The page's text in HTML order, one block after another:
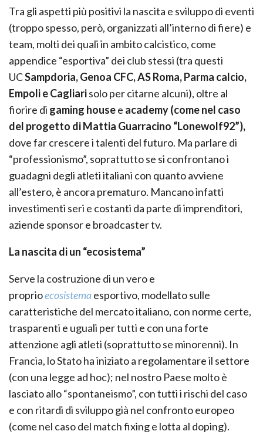
Tra gli aspetti più positivi la nascita e sviluppo di eventi
(troppo spesso, però, organizzati all’interno di fiere) e
team, molti dei quali in ambito calcistico, come
appendice “esportiva” dei club stessi (tra questi
UCSampdoria, Genoa CFC, AS Roma, Parma calcio,
Empoli e Cagliarisolo per citarne alcuni), oltre al
fiorire di gaming housee academy (come nel caso
del progetto di Mattia Guarracino “Lonewolf92”),
dove far crescere i talenti del futuro. Ma parlare di
“professionismo”, soprattutto se si confrontano i
guadagni degli atleti italiani con quanto avviene
all’estero, è ancora prematuro. Mancano infatti
investimenti seri e costanti da parte di imprenditori,
aziende sponsor e broadcaster tv.
La nascita di un “ecosistema”
Serve la costruzione di un vero e
proprioecosistemaesportivo, modellato sulle
caratteristiche del mercato italiano, con norme certe,
trasparenti e uguali per tutti e con una forte
attenzione agli atleti (soprattutto se minorenni). In
Francia, lo Stato ha iniziato a regolamentare il settore
(con una legge ad hoc); nel nostro Paese molto è
lasciato allo “spontaneismo”, con tutti i rischi del caso
e con ritardi di sviluppo già nel confronto europeo
(come nel caso del match fixing e lotta al doping).